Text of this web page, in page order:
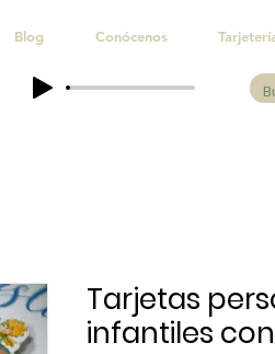
Blog Conócenos
Tarjetas
infantiles